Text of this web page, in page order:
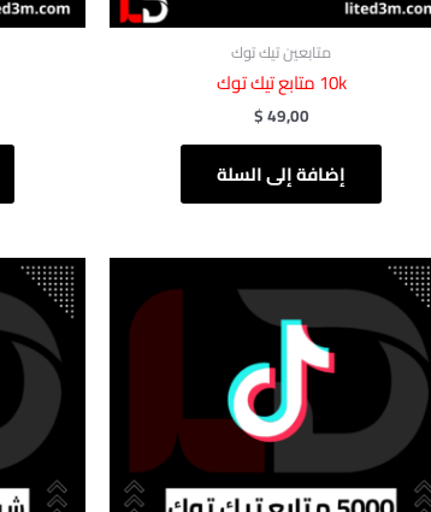
متابعين تيك توك
10k متابع تيك توك
$49,00
إضافة إلى السلة